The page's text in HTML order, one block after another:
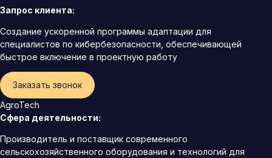
Запрос клиента:
Создание ускоренной программы адаптации для
специалистов по кибербезопасности, обеспечивающей
быстрое включение в проектную работу
Заказать звонок
AgroTech
Сфера деятельности:
Производитель и поставщик современного
сельскохозяйственного оборудования и технологий для